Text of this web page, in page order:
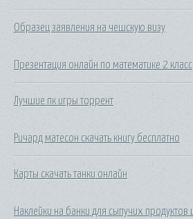
Образец заявления на чешскую визу
Презентация онлайн по математике 2 класс
Лучшие пк игры торрент
Ричард матесон скачать книгу бесплатно
Карты скачать танки онлайн
Наклейки на банки для сыпучих